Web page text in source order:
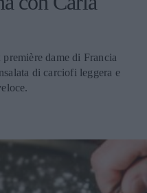
dame di Francia
di carciofi leggera e